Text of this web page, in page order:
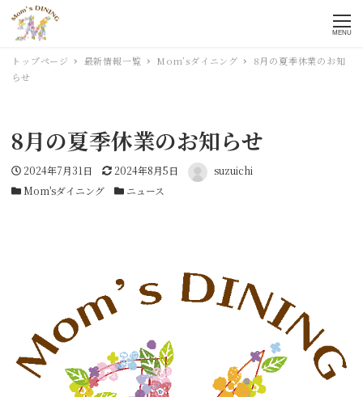
MENU
トップページ 最新情報一覧 Mom’sダイニング
8月の夏季休業のお知
らせ
8月の夏季休業のお知らせ
投稿日
2024年7月31日 更新日
2024年8月5日 著者 suzuichi
カテゴリー
Mom'sダイニング カテゴリー
ニュース